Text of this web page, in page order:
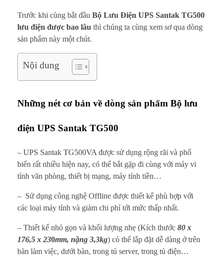
u
Đ
i
S
S
a
t
Trước khi cùng bắt đầu Bộ Lưu Điện UPS Santak TG500
lưu điện được bao lâu thì chúng ta cùng xem sơ qua dòng
sản phẩm này một chút.
Nội dung
Những nét cơ bản về dòng sản phẩm Bộ lưu
điện UPS Santak TG500
– UPS Santak TG500VA được sử dụng rộng rãi và phổ
biến rất nhiều hiện nay, có thể bắt gặp đi cùng với máy vi
tính văn phòng, thiết bị mạng, máy tính tiền…
– Sử dụng công nghệ Offline được thiết kế phù hợp với
các loại máy tính và giảm chi phí tới mức thấp nhất.
– Thiết kế nhỏ gọn và khối lượng nhẹ (Kích thước 80 x
176,5 x 230mm, nặng 3,3kg) có thể lắp đặt dễ dàng ở trên
bàn làm việc, dưới bàn, trong tủ server, trong tủ điện…